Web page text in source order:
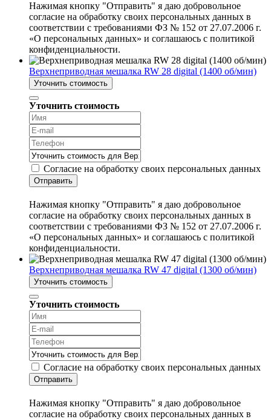
Нажимая кнопку "Отправить" я даю добровольное
согласие на обработку своих персональных данных в
соответствии с требованиями ФЗ № 152 от 27.07.2006 г.
«О персональных данных» и соглашаюсь с политикой
конфиденциальности.
Верхнеприводная мешалка RW 28 digital (1400 об/мин)
Уточнить стоимость
Уточнить стоимость
Согласие на обработку своих персональных данных
Отправить
Нажимая кнопку "Отправить" я даю добровольное
согласие на обработку своих персональных данных в
соответствии с требованиями ФЗ № 152 от 27.07.2006 г.
«О персональных данных» и соглашаюсь с политикой
конфиденциальности.
Верхнеприводная мешалка RW 47 digital (1300 об/мин)
Уточнить стоимость
Уточнить стоимость
Согласие на обработку своих персональных данных
Отправить
Нажимая кнопку "Отправить" я даю добровольное
согласие на обработку своих персональных данных в